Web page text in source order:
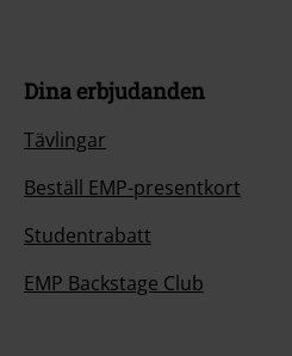
Dina erbjudanden
Tävlingar
Beställ EMP-presentkort
Studentrabatt
EMP Backstage Club